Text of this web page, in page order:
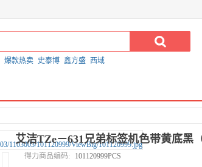
爆款热卖 史泰博 鑫方盛 西域
艾洁TZe－631兄弟标签机色带黄底黑
得力商品编码:
101120999PCS